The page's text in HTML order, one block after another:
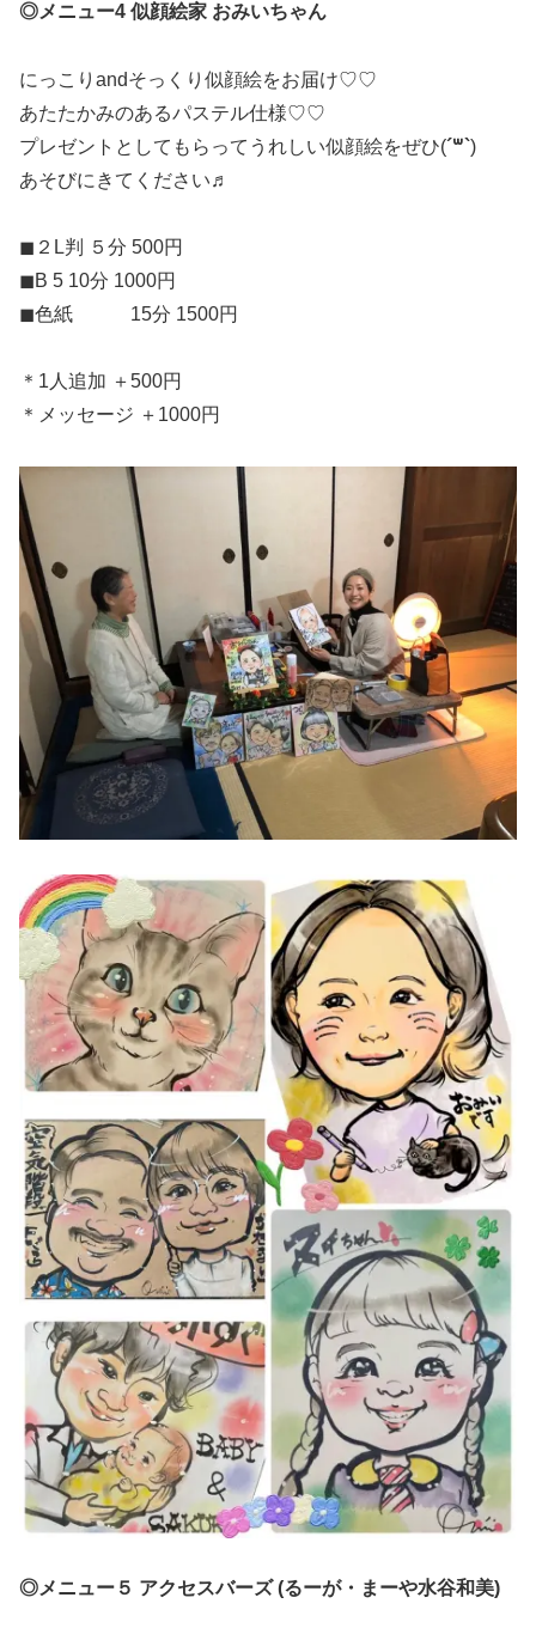
◎メニュー4 似顔絵家 おみいちゃん
にっこりandそっくり似顔絵をお届け♡♡
あたたかみのあるパステル仕様♡♡
プレゼントとしてもらってうれしい似顔絵をぜひ(´꒳`)
あそびにきてください♬
◼︎２L判 ５分 500円
◼︎B 5 10分 1000円
◼︎色紙 15分 1500円
＊1人追加 ＋500円
＊メッセージ ＋1000円
◎メニュー５ アクセスバーズ (るーが・まーや水谷和美)